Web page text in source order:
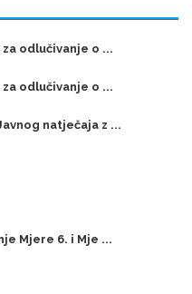
odlučivanje o ...
odlučivanje o ...
natječaja z ...
Mjere 6. i Mje ...